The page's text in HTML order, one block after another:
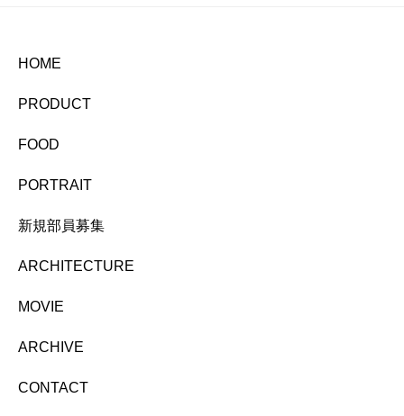
HOME
PRODUCT
FOOD
PORTRAIT
新規部員募集
ARCHITECTURE
MOVIE
ARCHIVE
CONTACT